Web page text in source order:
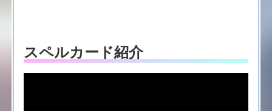
スペルカード紹介